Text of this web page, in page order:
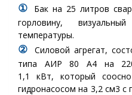
① Бак на 25 литров
горловину,
температуры.
②
Силовой агрегат,
типа АИР 80 А4 на
1,1 кВт, который
гидронасосом на 3,2 см3